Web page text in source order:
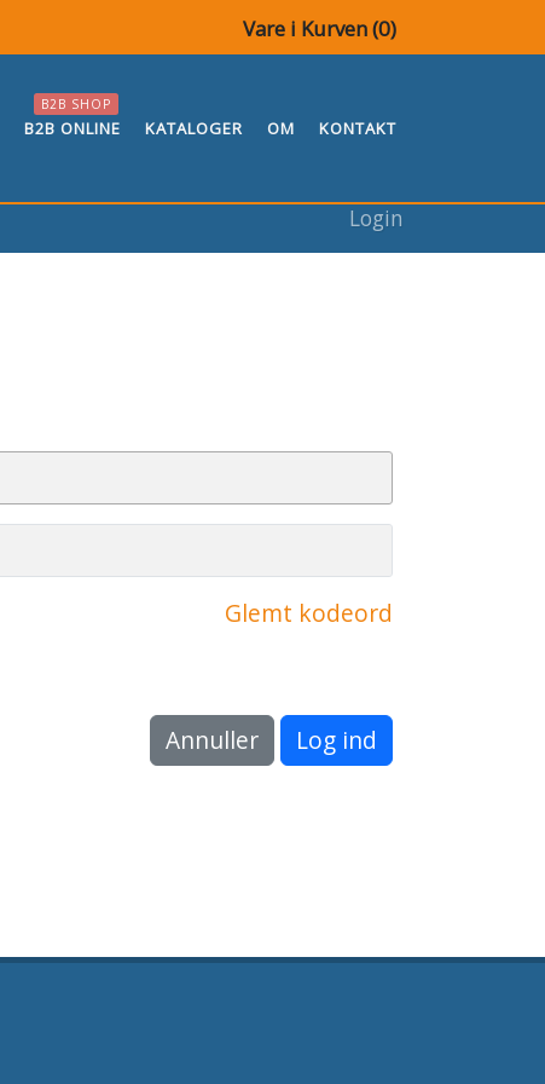
Vare i Kurven (0)
B2B ONLINE
B2B SHOP
KATALOGER OM KONTAKT
Login
Glemt kodeord
Annuller Log ind